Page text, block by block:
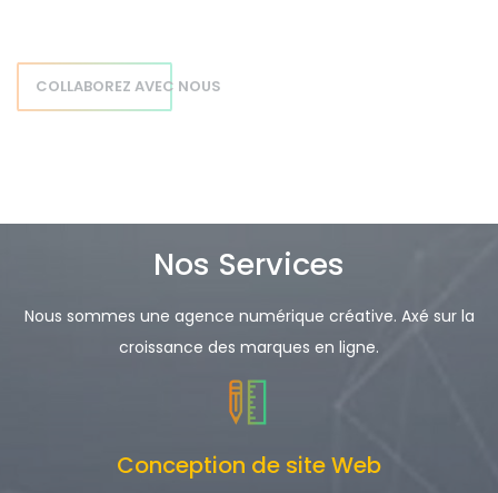
COLLABOREZ AVEC NOUS
Nos Services
Nous sommes une agence numérique créative. Axé sur la
croissance des marques en ligne.
Conception de site Web